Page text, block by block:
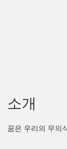
소개
꿈은 우리의 무의